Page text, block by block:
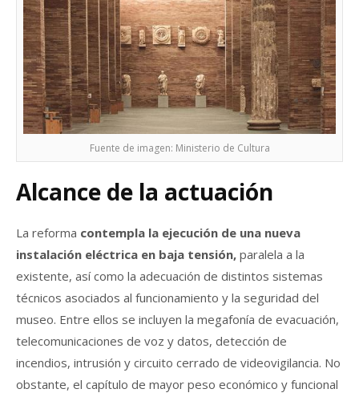
Fuente de imagen: Ministerio de Cultura
Alcance de la actuación
La reforma contempla la ejecución de una nueva
instalación eléctrica en baja tensión, paralela a la
existente, así como la adecuación de distintos sistemas
técnicos asociados al funcionamiento y la seguridad del
museo. Entre ellos se incluyen la megafonía de evacuación,
telecomunicaciones de voz y datos, detección de
incendios, intrusión y circuito cerrado de videovigilancia. No
obstante, el capítulo de mayor peso económico y funcional